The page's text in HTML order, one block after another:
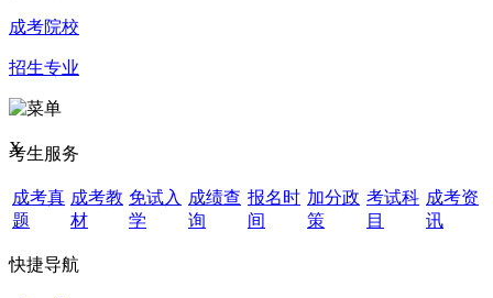
成考院校
招生专业
X
考生服务
成考真
题
成考教
材
免试入
学
成绩查
询
报名时
间
加分政
策
考试科
目
成考资
讯
快捷导航